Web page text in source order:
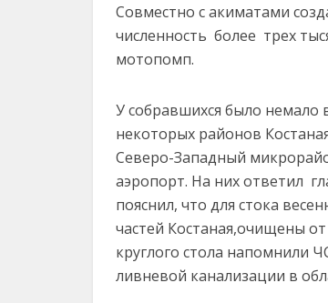
Совместно с акиматами
численность более трех
мотопомп.
У собравшихся было немало
некоторых районов
Северо-Западный
аэропорт. На них ответил
пояснил, что для стока
частей Костаная,очищены
круглого стола напомнили
ливневой канализации в